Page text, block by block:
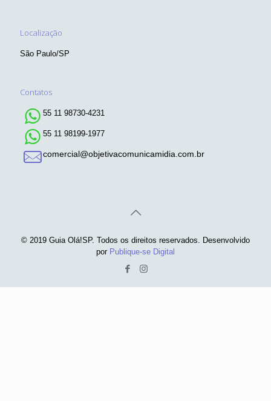
Localização
São Paulo/SP
Contatos
55 11 98730-4231
55 11 98199-1977
comercial@objetivacomunicamidia.com.br
© 2019 Guia Olá!SP. Todos os direitos reservados. Desenvolvido
por Publique-se Digital